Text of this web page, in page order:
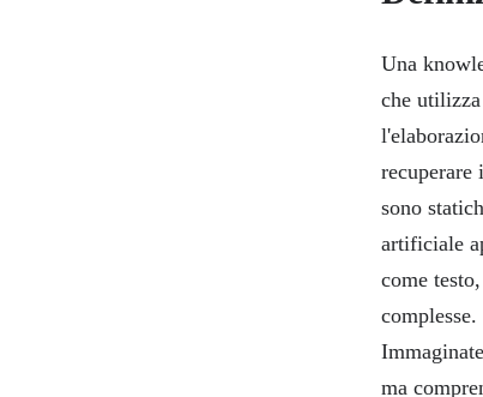
Una
che
sono
artificiale
come
complesse.
ma